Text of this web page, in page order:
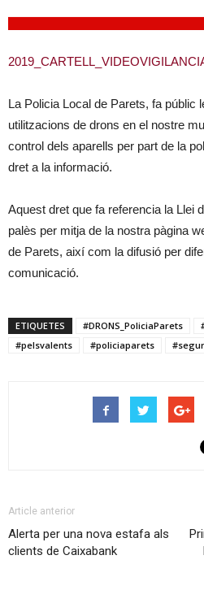
La Policia Local de Parets, fa públic
utilitzacions de drons en el nostre
control dels aparells per part de la
dret a la informació.
Aquest dret que fa referencia la Llei
palès per mitja de la nostra pàgina
de Parets, així com la difusió per
comunicació.
ETIQUETES #DRONS_PoliciaParets
#pelsvalents
#policiaparets
Article anterior
Alerta per una nova estafa als
clients de Caixabank